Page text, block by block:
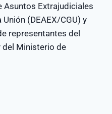
Asuntos Extrajudiciales
(DEAEX/CGU) y
representantes del
del Ministerio de